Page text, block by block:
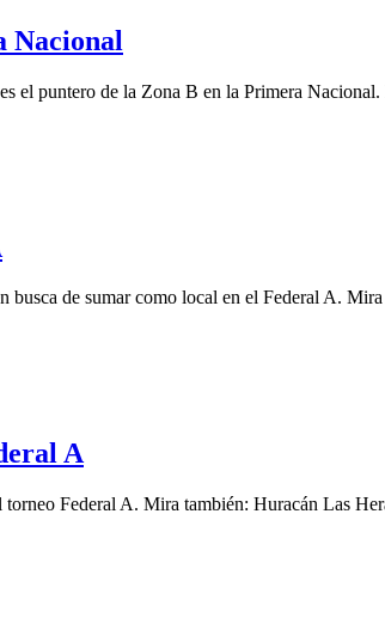
Nacional
el puntero de la Zona B en la Primera
busca de sumar como local en el Federal A.
A
Federal A. Mira también: Huracán Las